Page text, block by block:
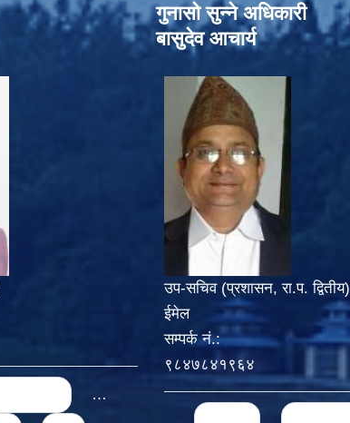
…
गुनासो सुन्‍ने अधिकारी
बासुदेव आचार्य
उप-सचिव (प्रशासन, रा.प. द्वितीय)
ईमेल
सम्पर्क नं.:
९८४७८४१९६४
Pages